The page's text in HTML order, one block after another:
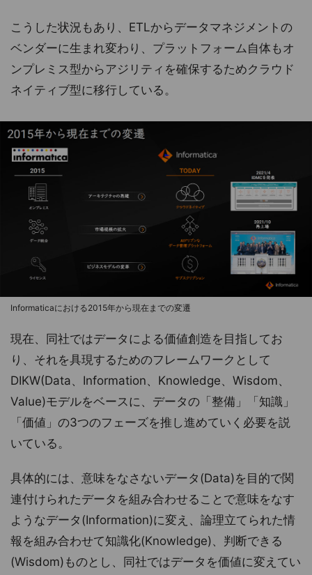
こうした状況もあり、ETLからデータマネジメントの
ベンダーに生まれ変わり、プラットフォーム自体もオ
ンプレミス型からアジリティを確保するためクラウド
ネイティブ型に移行している。
Informaticaにおける2015年から現在までの変遷
現在、同社ではデータによる価値創造を目指してお
り、それを具現するためのフレームワークとして
DIKW(Data、Information、Knowledge、Wisdom、
Value)モデルをベースに、データの「整備」「知識」
「価値」の3つのフェーズを推し進めていく必要を説
いている。
具体的には、意味をなさないデータ(Data)を目的で関
連付けられたデータを組み合わせることで意味をなす
ようなデータ(Information)に変え、論理立てられた情
報を組み合わせて知識化(Knowledge)、判断できる
(Wisdom)ものとし、同社ではデータを価値に変えてい